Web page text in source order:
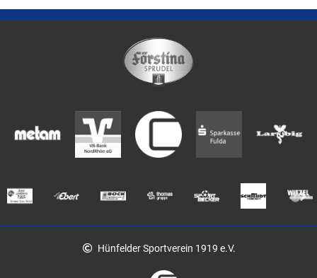
Hünfelder Sportverein 1919 e.V.